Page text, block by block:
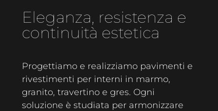
Eleganza, resistenza e
continuità estetica
Progettiamo e realizziamo pavimenti e
rivestimenti per interni in marmo,
granito, travertino e gres. Ogni
soluzione è studiata per armonizzare